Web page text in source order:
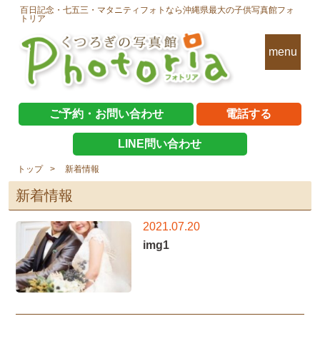
百日記念・七五三・マタニティフォトなら沖縄県最大の子供写真館フォ
トリア
menu
ご予約・お問い合わせ 電話する
LINE問い合わせ
トップ 新着情報
新着情報
2021.07.20
img1